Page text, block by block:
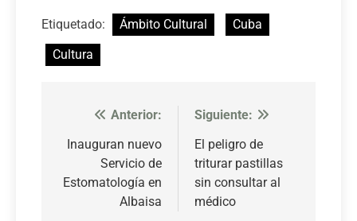
Etiquetado: Ámbito Cultural
Cuba
Cultura
Navegación
de
entradas
Anterior:
Inauguran nuevo
Servicio de
Estomatología en
Albaisa
Siguiente:
El peligro de
triturar pastillas
sin consultar al
médico